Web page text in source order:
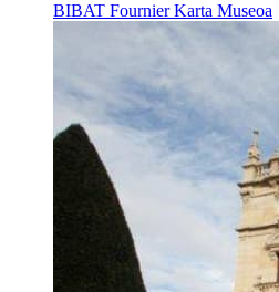
BIBAT Fournier Karta Museoa